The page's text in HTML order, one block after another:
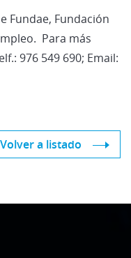
Fundae, Fundación
Para más
976 549 690; Email:
Volver a listado